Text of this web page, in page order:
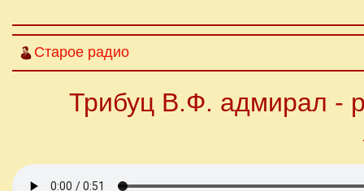
Старое радио
Трибуц В.Ф. адмирал -